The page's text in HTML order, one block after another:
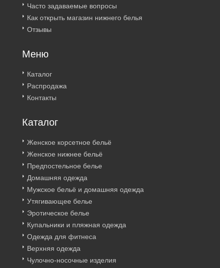
Часто задаваемые вопросы
Как открыть магазин нижнего белья
Отзывы
Меню
Каталог
Распродажа
Контакты
Каталог
Женское корсетное бельё
Женское нижнее бельё
Предпостельное белье
Домашняя одежда
Мужское бельё и домашняя одежда
Утягивающее белье
Эротическое белье
Купальники и пляжная одежда
Одежда для фитнеса
Верхняя одежда
Чулочно-носочные изделия